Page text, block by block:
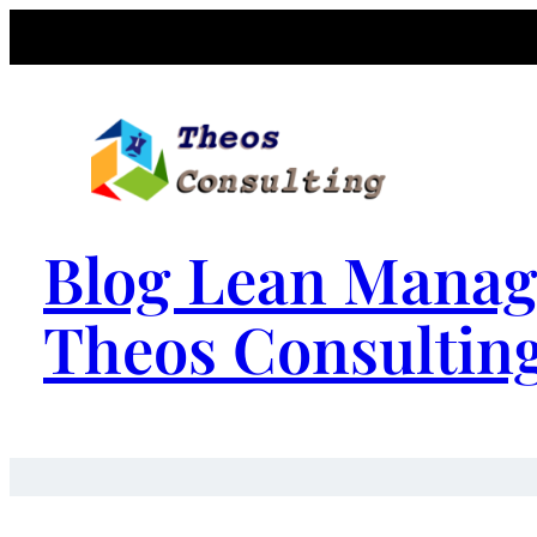
Blog Lean
Theos